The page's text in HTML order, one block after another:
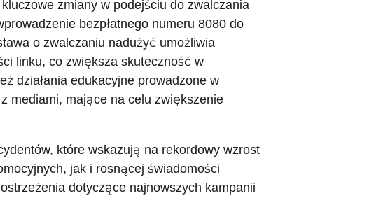
zmiany w podejściu do zwalczania
bezpłatnego numeru 8080 do
o zwalczaniu nadużyć umożliwia
linku, co zwiększa skuteczność w
działania edukacyjne prowadzone w
mediami, mające na celu zwiększenie
które wskazują na rekordowy wzrost
jak i rosnącej świadomości
dotyczące najnowszych kampanii